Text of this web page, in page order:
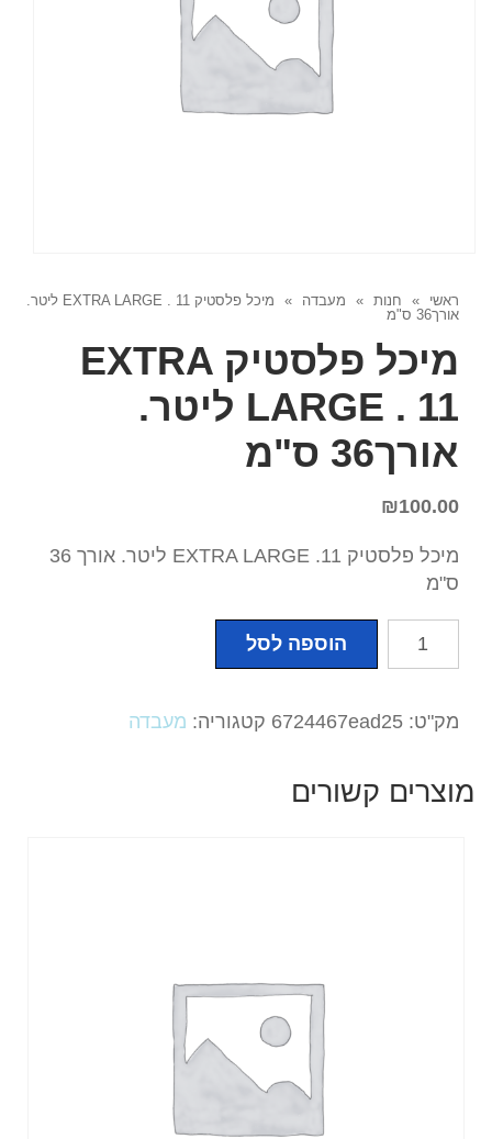
ראשי » חנות » מעבדה »
מיכל פלסטיק EXTRA LARGE . 11 ליטר.
אורך36 ס"מ
מיכל פלסטיק EXTRA
LARGE . 11 ליטר.
אורך36 ס"מ
₪100.00
מיכל פלסטיק EXTRA LARGE .11 ליטר. אורך 36
ס"מ
כמות
פלסטיק
.
הוספה לסל
מק"ט: 6724467ead25 קטגוריה: מעבדה
מוצרים קשורים